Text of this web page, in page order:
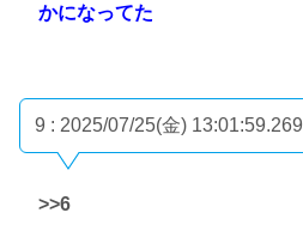
かになってた
9 : 2025/07/25(金) 13:01:59.269
>>6